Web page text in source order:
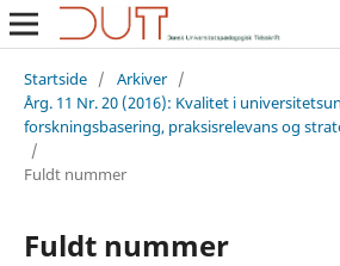
Startside / Arkiver /
Årg. 11 Nr. 20 (2016): Kvalitet i
forskningsbasering, praksisrelevans og
/
Fuldt nummer
Fuldt nummer